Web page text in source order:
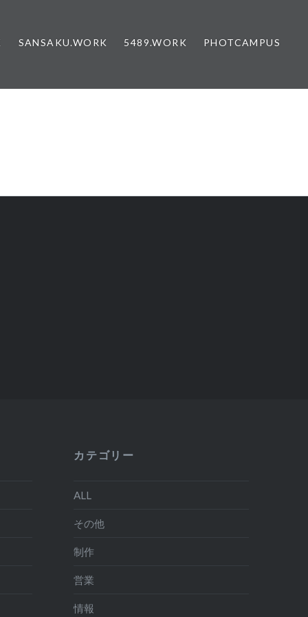
SANSAKU.WORK 5489.WORK PHOTCAMPUS
カテゴリー
ALL
その他
制作
営業
情報